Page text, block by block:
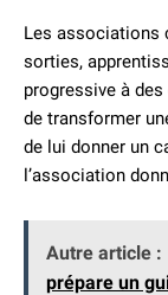
Les associations
sorties,
progressive à des
de transformer
de lui donner un
l’association
Autre article :
prépare un